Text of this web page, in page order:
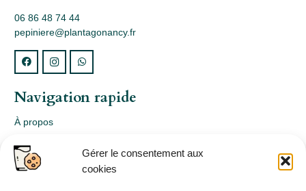
Gérer le consentement aux
cookies
06 86 48 74 44
pepiniere@plantagonancy.fr
Navigation rapide
À propos
Webshop
Nos produits
Conception